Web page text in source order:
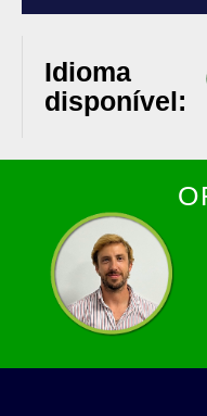
Idioma
disponível: